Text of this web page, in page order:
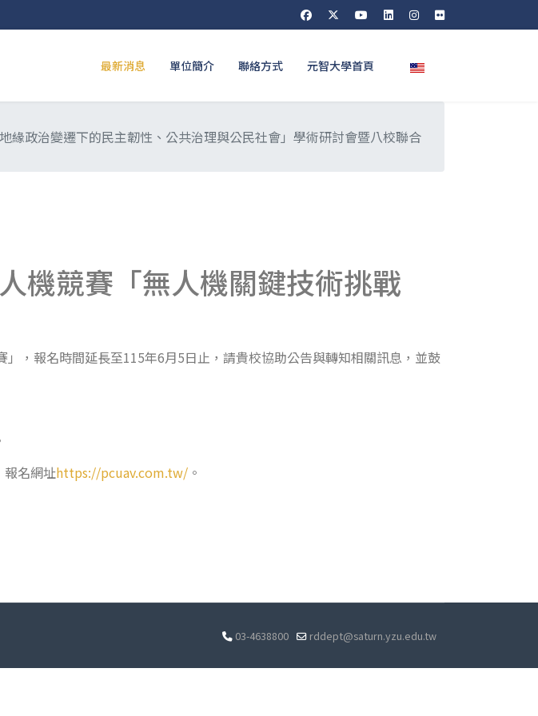
最新消息 單位簡介 聯絡方式 元智大學首頁 選擇你的語言
政治變遷下的民主韌性、公共治理與公民社會」學術研討會暨八校聯合
機競賽「無人機關鍵技術挑戰
，報名時間延長至115年6月5日止，請貴校協助公告與轉知相關訊息，並鼓
報名網址https://pcuav.com.tw/ 。
03-4638800 rddept@saturn.yzu.edu.tw